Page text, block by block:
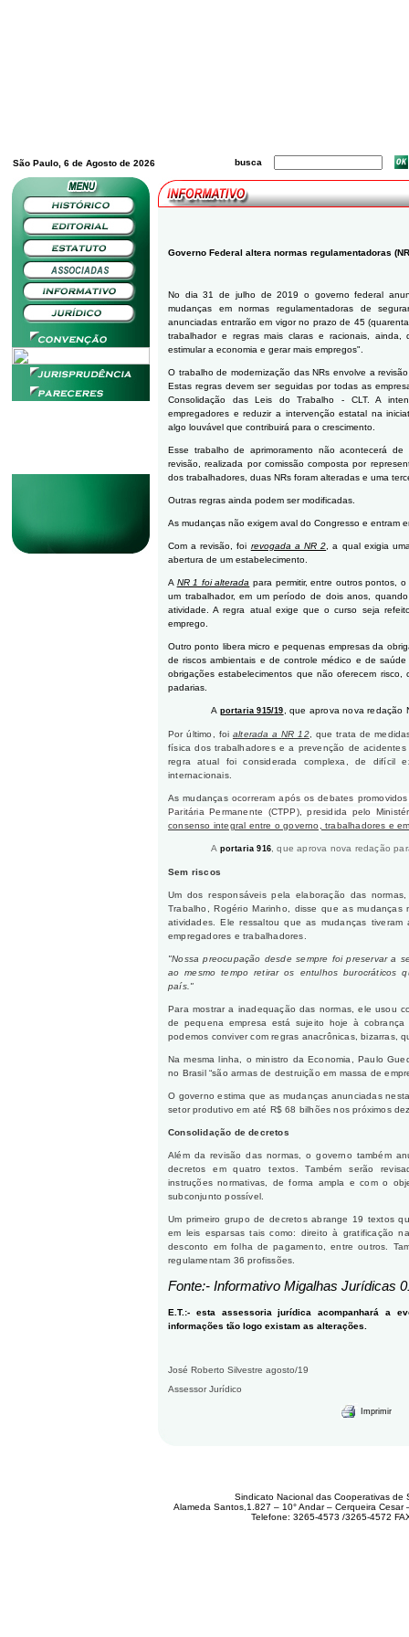
São Paulo, 6 de Agosto de 2026 busca
Governo Federal altera normas regulamentadoras
No dia 31 de julho de 2019 o governo federal
mudanças em normas regulamentadoras de
anunciadas entrarão em vigor no prazo de 45
trabalhador e regras mais claras e racionais,
estimular a economia e gerar mais empregos".
O trabalho de modernização das NRs envolve a
Estas regras devem ser seguidas por todas as
Consolidação das Leis do Trabalho - CLT. A
empregadores e reduzir a intervenção estatal na
algo louvável que contribuirá para o crescimento.
Esse trabalho de aprimoramento não acontecerá
revisão, realizada por comissão composta por
dos trabalhadores, duas NRs foram alteradas e uma
Outras regras ainda podem ser modificadas.
As mudanças não exigem aval do Congresso e entram
Com a revisão, foi revogada a NR 2 , a qual exigia
abertura de um estabelecimento.
A NR 1 foi alterada para permitir, entre outros pontos,
um trabalhador, em um período de dois anos,
atividade. A regra atual exige que o curso seja
emprego.
Outro ponto libera micro e pequenas empresas da
de riscos ambientais e de controle médico e de
obrigações estabelecimentos que não oferecem
padarias.
A portaria 915/19 , que aprova nova redação
Por último, foi alterada aNR 12, que trata de
física dos trabalhadores e a prevenção de
regra atual foi considerada complexa, de difícil
internacionais.
As mudanças ocorreram após os debates
Paritária Permanente (CTPP), presidida pelo
consenso integral entre o governo, trabalhadores e
A portaria 916 , que aprova nova redação
Sem riscos
Um dos responsáveis pela elaboração das
Trabalho, Rogério Marinho, disse que as
atividades. Ele ressaltou que as mudanças
empregadores e trabalhadores.
"Nossa preocupação desde sempre foi preservar a
ao mesmo tempo retirar os entulhos burocráticos
país."
Para mostrar a inadequação das normas, ele usou
de pequena empresa está sujeito hoje à
podemos conviver com regras anacrônicas, bizarras,
Na mesma linha, o ministro da Economia, Paulo
no Brasil “são armas de destruição em massa de
O governo estima que as mudanças anunciadas
setor produtivo em até R$ 68 bilhões nos próximos
Consolidação de decretos
Além da revisão das normas, o governo também
decretos em quatro textos. Também serão
instruções normativas, de forma ampla e com o
subconjunto possível.
Um primeiro grupo de decretos abrange 19 textos
em leis esparsas tais como: direito à gratificação
desconto em folha de pagamento, entre outros.
regulamentam 36 profissões.
Fonte:- Informativo Migalhas Jurídicas
E.T.:- esta assessoria jurídica acompanhará a
informações tão logo existam as alterações.
José Roberto Silvestre agosto/19
Assessor Jurídico
Imprimir
Sindicato Nacional das Cooperativas de
Alameda Santos,1.827 – 10° Andar – Cerqueira
Telefone: 3265-4573 /3265-4572